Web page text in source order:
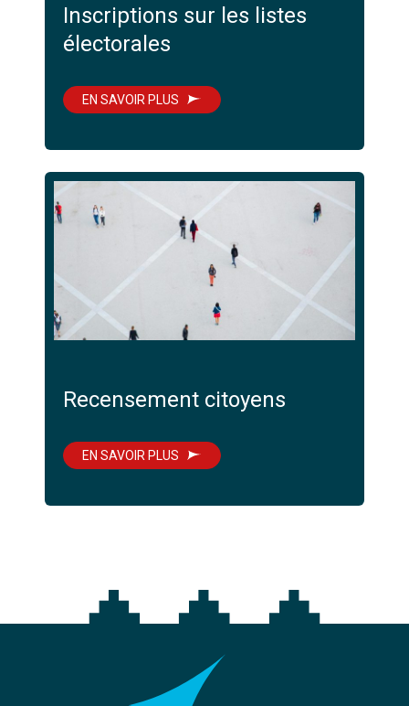
Inscriptions sur les listes
électorales
EN SAVOIR PLUS
Recensement citoyens
EN SAVOIR PLUS